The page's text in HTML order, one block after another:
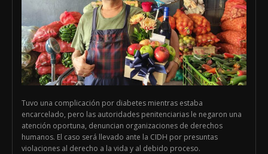
Tuvo una complicación por diabetes mientras estaba
encarcelado, pero las autoridades penitenciarias le negaron una
atención oportuna, denuncian organizaciones de derechos
humanos. El caso será llevado ante la CIDH por presuntas
violaciones al derecho a la vida y al debido proceso.